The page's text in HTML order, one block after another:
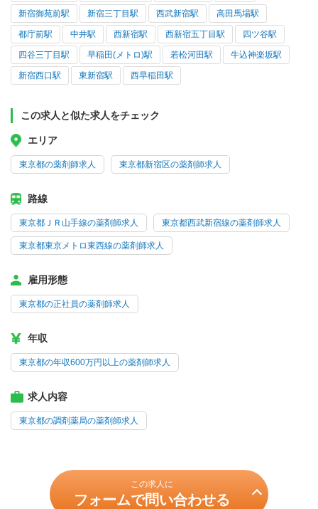
新宿御苑前駅 新宿三丁目駅 西武新宿駅 高田馬場駅
都庁前駅 中井駅 西新宿駅 西新宿五丁目駅 四ツ谷駅
四谷三丁目駅 早稲田(メトロ)駅 若松河田駅 牛込神楽坂駅
新宿西口駅 東新宿駅 西早稲田駅
この求人と似た求人をチェック
エリア
東京都の薬剤師求人 東京都新宿区の薬剤師求人
路線
東京都ＪＲ山手線の薬剤師求人 東京都西武新宿線の薬剤師求人
東京都東京メトロ東西線の薬剤師求人
雇用形態
東京都の正社員の薬剤師求人
年収
東京都の年収600万円以上の薬剤師求人
求人内容
東京都の調剤薬局の薬剤師求人
この求人に
フォームで問い合わせる